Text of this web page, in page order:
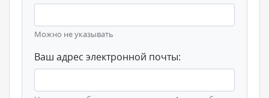
Можно не указывать
Ваш адрес электронной почты: